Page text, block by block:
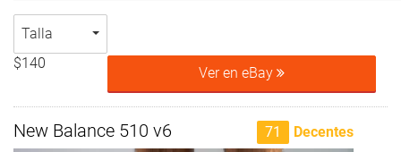
Talla
$140
Ver en eBay
New Balance 510 v6 71 Decentes